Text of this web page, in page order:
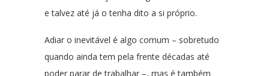
e talvez até já o tenha dito a si próprio.
Adiar o inevitável é algo comum – sobretudo
quando ainda tem pela frente décadas até
poder parar de trabalhar –, mas é também